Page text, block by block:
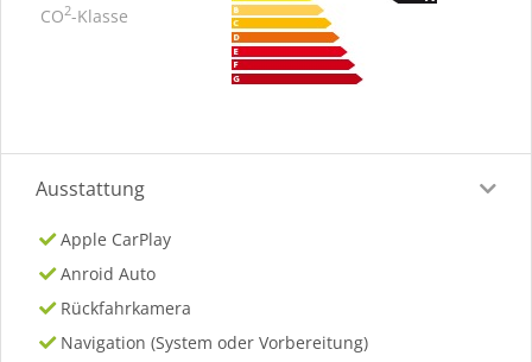
CO2-Klasse
Ausstattung
Apple CarPlay
Anroid Auto
Rückfahrkamera
Navigation (System oder Vorbereitung)